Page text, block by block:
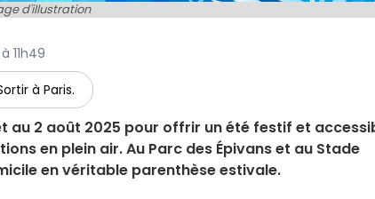
d'illustration
11h49
à Paris.
au 2 août 2025 pour offrir un été festif et
en plein air. Au Parc des Épivans et au Stade
en véritable parenthèse estivale.